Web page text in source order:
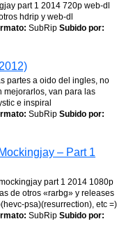
part 1 2014 720p web-dl
hdrip y web-dl
SubRip Subido por:
partes a oido del ingles, no
mejorarlos, van para las
e inspiral
SubRip Subido por:
– Part 1
part 1 2014 1080p
de otros «rarbg» y releases
psa)(resurrection), etc =)
SubRip Subido por: